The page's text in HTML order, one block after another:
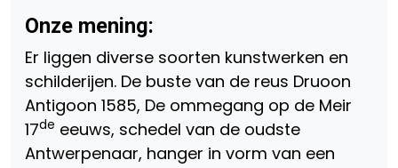
Onze mening:
Er liggen diverse soorten kunstwerken en
schilderijen. De buste van de reus Druoon
Antigoon 1585, De ommegang op de Meir
17de eeuws, schedel van de oudste
Antwerpenaar, hanger in vorm van een